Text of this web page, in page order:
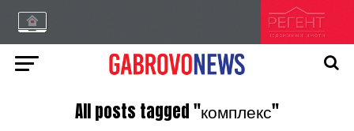
All posts tagged "комплекс"